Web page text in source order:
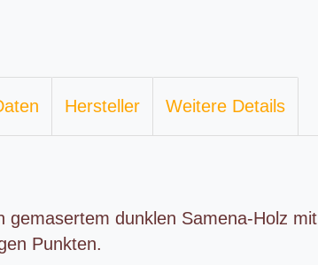
Hersteller Weitere Details
gemasertem dunklen Samena-Holz mit
Punkten.